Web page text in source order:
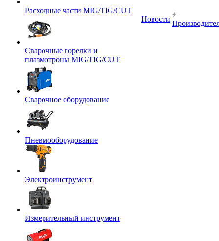
Расходные части MIG/TIG/CUT
Сварочные горелки и
плазмотроны MIG/TIG/CUT
Сварочное оборудование
Пневмооборудование
Электроинструмент
Измерительный инструмент
Новости